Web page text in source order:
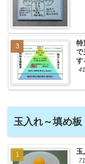
特
で
す
玉入れ～填め板
玉